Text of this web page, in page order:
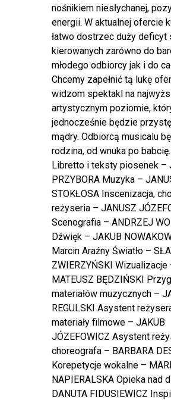
nośnikiem niesłychanej,
energii. W aktualnej ofercie
łatwo dostrzec duży deficyt
kierowanych zarówno do
młodego odbiorcy jak i do
Chcemy zapełnić tą lukę
widzom spektakl na
artystycznym poziomie,
jednocześnie będzie
mądry. Odbiorcą musicalu
rodzina, od wnuka po
Libretto i teksty piosenek –
PRZYBORA Muzyka –
STOKŁOSA Inscenizacja,
reżyseria – JANUSZ
Scenografia – ANDRZEJ
Dźwięk – JAKUB
Marcin Araźny Światło –
ZWIERZYŃSKI Wizualizacje
MATEUSZ BĘDZIŃSKI
materiałów muzycznych –
REGULSKI Asystent
materiały filmowe – JAKUB
JÓZEFOWICZ Asystent
choreografa – BARBARA
Korepetycje wokalne –
NAPIERALSKA Opieka nad
DANUTA FIDUSIEWICZ